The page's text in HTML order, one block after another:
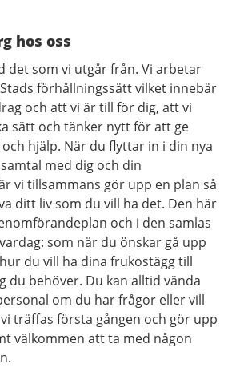
hos oss
det som vi utgår från. Vi arbetar
förhållningssätt vilket innebär
och att vi är till för dig, att vi
sätt och tänker nytt för att ge
hjälp. När du flyttar in i din nya
med dig och din
vi tillsammans gör upp en plan så
ditt liv som du vill ha det. Den här
och i den samlas
som när du önskar gå upp
du vill ha dina frukostägg till
du behöver. Du kan alltid vända
om du har frågor eller vill
träffas första gången och gör upp
välkommen att ta med någon